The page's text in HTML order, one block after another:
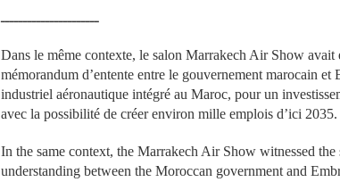
ــــــــــــــــــــــ
Dans le même contexte, le salon Marrakech Air Show avait
mémorandum d’entente entre le gouvernement marocain et
industriel aéronautique intégré au Maroc, pour un
avec la possibilité de créer environ mille emplois d’ici 2035.
In the same context, the Marrakech Air Show witnessed
understanding between the Moroccan government and